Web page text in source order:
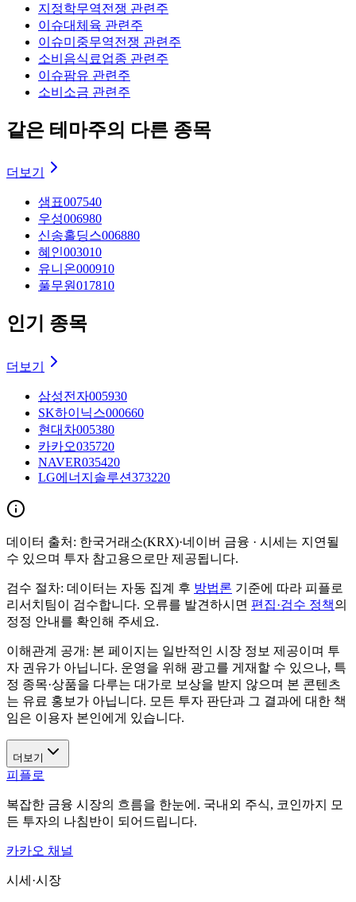
지정학무역전쟁 관련주
이슈대체육 관련주
이슈미중무역전쟁 관련주
소비 음식료업종 관련주
이슈팜유 관련주
소비 소금 관련주
같은 테마주의 다른 종목
더보기
샘표007540
우성006980
신송홀딩스006880
혜인003010
유니온000910
풀무원017810
인기 종목
더보기
삼성전자005930
SK하이닉스000660
현대차005380
카카오035720
NAVER035420
LG에너지솔루션373220
데이터 출처: 한국거래소(KRX)·네이버 금융 · 시세는 지연될
수 있으며 투자 참고용으로만 제공됩니다.
검수 절차: 데이터는 자동 집계 후 방법론 기준에 따라 피플로
리서치팀이 검수합니다. 오류를 발견하시면 편집·검수 정책의
정정 안내를 확인해 주세요.
이해관계 공개: 본 페이지는 일반적인 시장 정보 제공이며 투
자 권유가 아닙니다. 운영을 위해 광고를 게재할 수 있으나, 특
정 종목·상품을 다루는 대가로 보상을 받지 않으며 본 콘텐츠
는 유료 홍보가 아닙니다. 모든 투자 판단과 그 결과에 대한 책
임은 이용자 본인에게 있습니다.
더보기
피플로
복잡한 금융 시장의 흐름을 한눈에. 국내외 주식, 코인까지 모
든 투자의 나침반이 되어드립니다.
카카오 채널
시세·시장